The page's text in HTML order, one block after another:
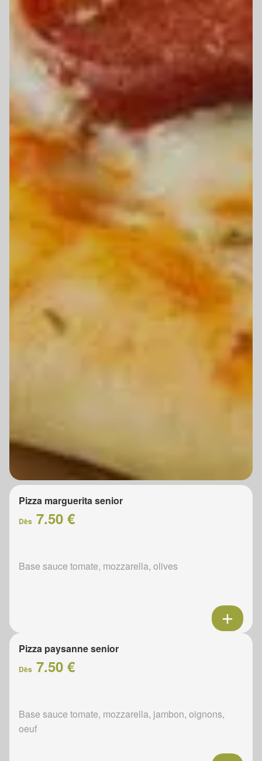
Pizza marguerita senior
Dès 7.50 €
Base sauce tomate, mozzarella, olives
Pizza paysanne senior
Dès 7.50 €
Base sauce tomate, mozzarella, jambon, oignons,
oeuf